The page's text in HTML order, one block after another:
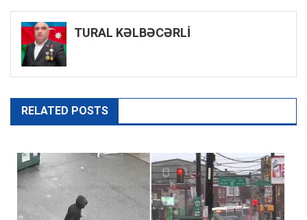
naviqasiyası
TURAL KƏLBƏCƏRLİ
RELATED POSTS